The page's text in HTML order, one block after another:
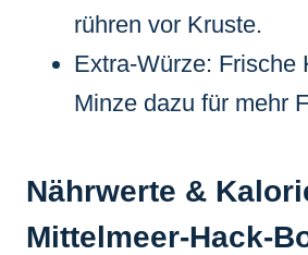
rühren vor Kruste.
Extra-Würze: Frische
Minze dazu für mehr
Nährwerte &
Mittelmeer-Hack-